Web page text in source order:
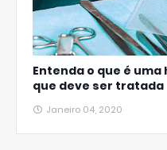
Entenda o que é
que deve ser tratada
Janeiro 04, 2020